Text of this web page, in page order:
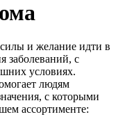
силы и желание идти в
заболеваний, с
условиях.
людям
с которыми
ассортименте: